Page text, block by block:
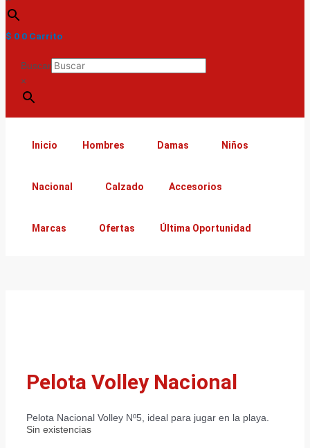
$ 0 0 Carrito
Buscar
×
Inicio Hombres Damas Niños
Nacional Calzado Accesorios
Marcas Ofertas Última Oportunidad
Pelota Volley Nacional
Pelota Nacional Volley Nº5, ideal para jugar en la playa.
Sin existencias